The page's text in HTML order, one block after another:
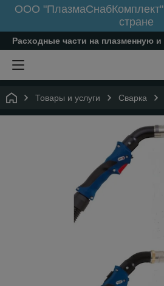
ООО "ПлазмаСнабКомплект"
стране
Расходные части на плазменную
Товары и услуги Сварка